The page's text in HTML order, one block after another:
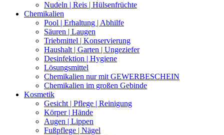
Nudeln | Reis | Hülsenfrüchte
Chemikalien
Pool | Erhaltung | Abhilfe
Säuren | Laugen
Triebmittel | Konservierung
Haushalt | Garten | Ungeziefer
Desinfektion | Hygiene
Lösungsmittel
Chemikalien nur mit GEWERBESCHEIN
Chemikalien im großen Gebinde
Kosmetik
Gesicht | Pflege | Reinigung
Körper | Hände
Augen | Lippen
Fußpflege | Nägel